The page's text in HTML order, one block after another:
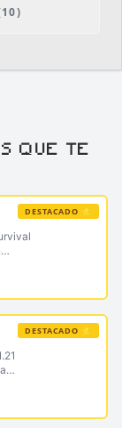
QUE TE
DESTACADO ⭐
DESTACADO ⭐